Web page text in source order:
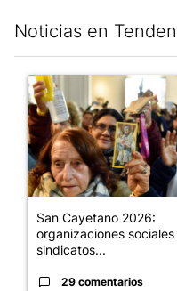
Noticias en
Un artículo de tendencia
San Cayetano 2026:
organizaciones
sindicatos...
29 comentarios